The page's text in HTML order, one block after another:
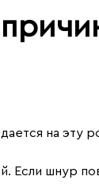
на
шнур